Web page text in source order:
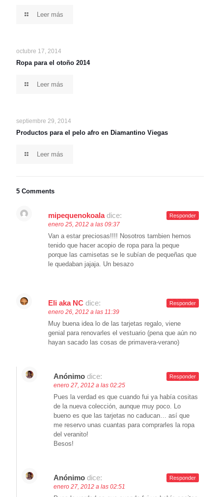
Leer más
octubre 17, 2014
Ropa para el otoño 2014
Leer más
septiembre 29, 2014
Productos para el pelo afro en Diamantino Viegas
Leer más
5 Comments
mipequenokoala dice:
enero 25, 2012 a las 09:37
Van a estar preciosas!!!! Nosotros tambien hemos
tenido que hacer acopio de ropa para la peque
porque las camisetas se le subían de pequeñas que
le quedaban jajaja. Un besazo
Responder
Eli aka NC dice:
enero 26, 2012 a las 11:39
Muy buena idea lo de las tarjetas regalo, viene
genial para renovarles el vestuario (pena que aún no
hayan sacado las cosas de primavera-verano)
Responder
Anónimo dice:
enero 27, 2012 a las 02:25
Pues la verdad es que cuando fui ya había cositas
de la nueva colección, aunque muy poco. Lo
bueno es que las tarjetas no caducan… así que
me reservo unas cuantas para comprarles la ropa
del veranito!
Besos!
Responder
Anónimo dice:
enero 27, 2012 a las 02:51
Responder